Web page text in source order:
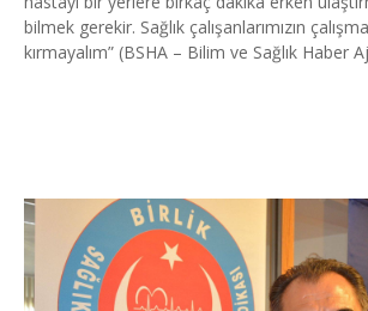
bilmek gerekir. Sağlık çalışanlarımızın
kırmayalım” (BSHA – Bilim ve Sağlık Haber